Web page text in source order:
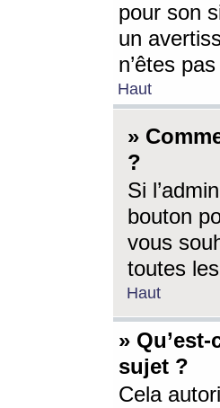
pour son
un
n’êtes
Haut
»
?
Si
bouton
vous
toutes
Haut
»
sujet ?
Cela